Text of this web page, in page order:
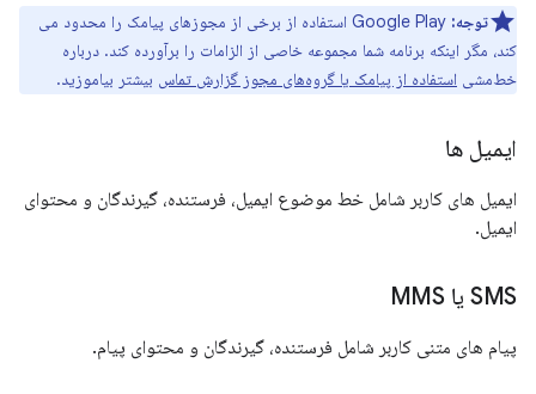
توجه:
Google Play استفاده از برخی از مجوزهای پیامک را محدود می
کند، مگر اینکه برنامه شما مجموعه خاصی از الزامات را برآورده کند. درباره
خط‌مشی استفاده از پیامک یا گروه‌های مجوز گزارش تماس بیشتر بیاموزید.
ایمیل ها
ایمیل های کاربر شامل خط موضوع ایمیل، فرستنده، گیرندگان و محتوای
ایمیل.
SMS یا MMS
پیام های متنی کاربر شامل فرستنده، گیرندگان و محتوای پیام.